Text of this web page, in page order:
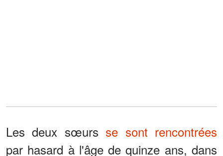
Les deux sœurs se sont rencontrées
par hasard à l'âge de quinze ans, dans